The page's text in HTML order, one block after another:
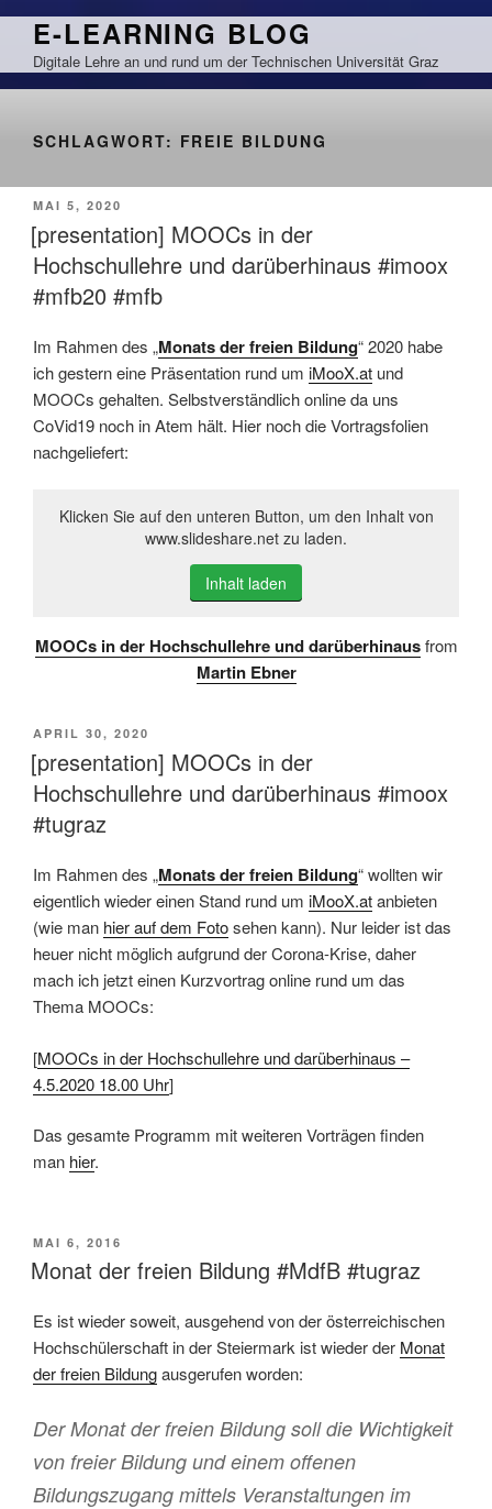
Zum
springen
E-LEARNING BLOG
Digitale Lehre an und rund um der Technischen Universität Graz
SCHLAGWORT: FREIE BILDUNG
VERÖFFENTLICHT
AM
MAI 5, 2020
[presentation] MOOCs in der
Hochschullehre und darüberhinaus #imoox
#mfb20 #mfb
Im Rahmen des „Monats der freien Bildung“ 2020 habe
ich gestern eine Präsentation rund um iMooX.at und
MOOCs gehalten. Selbstverständlich online da uns
CoVid19 noch in Atem hält. Hier noch die Vortragsfolien
nachgeliefert:
Klicken Sie auf den unteren Button, um den Inhalt von
www.slideshare.net zu laden.
Inhalt laden
MOOCs in der Hochschullehre und darüberhinaus from
Martin Ebner
VERÖFFENTLICHT
AM
APRIL 30, 2020
[presentation] MOOCs in der
Hochschullehre und darüberhinaus #imoox
#tugraz
Im Rahmen des „Monats der freien Bildung“ wollten wir
eigentlich wieder einen Stand rund um iMooX.atanbieten
(wie man hier auf dem Fotosehen kann). Nur leider ist das
heuer nicht möglich aufgrund der Corona-Krise, daher
mach ich jetzt einen Kurzvortrag online rund um das
Thema MOOCs:
[MOOCs in der Hochschullehre und darüberhinaus –
4.5.2020 18.00 Uhr]
Das gesamte Programm mit weiteren Vorträgen finden
man hier.
VERÖFFENTLICHT
AM
MAI 6, 2016
Monat der freien Bildung #MdfB #tugraz
Es ist wieder soweit, ausgehend von der österreichischen
Hochschülerschaft in der Steiermark ist wieder der Monat
der freien Bildungausgerufen worden:
Der Monat der freien Bildung soll die Wichtigkeit
von freier Bildung und einem offenen
Bildungszugang mittels Veranstaltungen im